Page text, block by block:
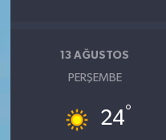
13 AĞUSTOS
PERŞEMBE
24°